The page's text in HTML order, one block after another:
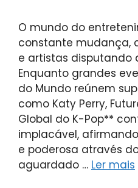
O mundo do
constante mudança,
e artistas disputando
Enquanto grandes
do Mundo reúnem
como Katy Perry,
Global do K-Pop**
implacável,
e poderosa através
aguardado … Ler mais